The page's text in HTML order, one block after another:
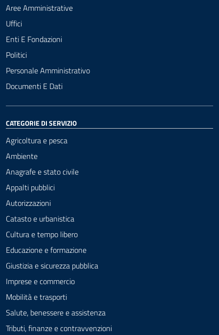
Aree Amministrative
Uffici
Enti E Fondazioni
Politici
Personale Amministrativo
Documenti E Dati
CATEGORIE DI SERVIZIO
Agricoltura e pesca
Ambiente
Anagrafe e stato civile
Appalti pubblici
Autorizzazioni
Catasto e urbanistica
Cultura e tempo libero
Educazione e formazione
Giustizia e sicurezza pubblica
Imprese e commercio
Mobilità e trasporti
Salute, benessere e assistenza
Tributi, finanze e contravvenzioni